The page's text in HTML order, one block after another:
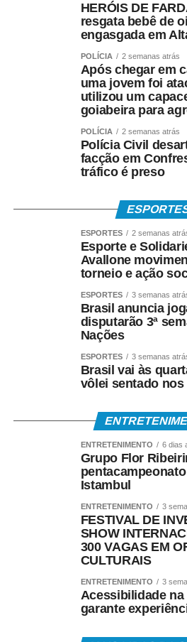
HERÓIS DE
resgata bebê de
engasgada em
POLÍCIA 2 semanas atrás
Após chegar em
uma jovem foi
utilizou um
goiabeira para
POLÍCIA 2 semanas atrás
Polícia Civil
facção em
tráfico é preso
ESPORTES 2 semanas
Esporte e
Avallone
torneio e ação
ESPORTES 3 semanas
Brasil anuncia
disputarão 3ª
Nações
ESPORTES 3 semanas
Brasil vai às
vôlei sentado
ENTRETENIMENTO 6 dias
Grupo Flor
Istambul
ENTRETENIMENTO 3
FESTIVAL DE
SHOW
300 VAGAS EM
CULTURAIS
ENTRETENIMENTO 3
Acessibilidade na
garante